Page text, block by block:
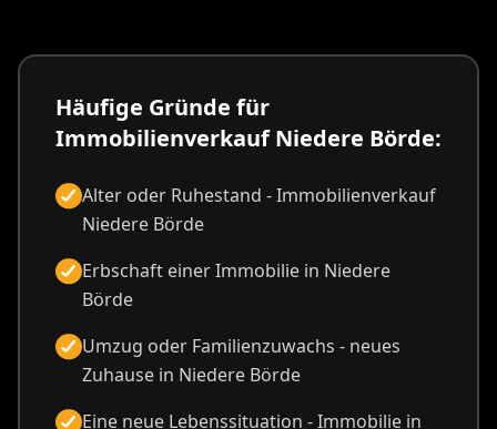
Häufige Gründe für
Immobilienverkauf Niedere Börde:
Alter oder Ruhestand - Immobilienverkauf
Niedere Börde
Erbschaft einer Immobilie in Niedere
Börde
Umzug oder Familienzuwachs - neues
Zuhause in Niedere Börde
Eine neue Lebenssituation - Immobilie in